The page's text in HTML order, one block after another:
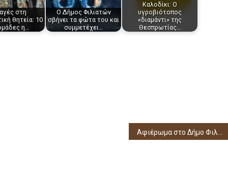
στη
θητεία: 10
η…
Ο Δήμος Φιλιατών
σβήνει τα φώτα του και
συμμετέχει…
Καλοδίκι: Ο
υγροβιότοπος
«διαμάντι» της
Θεσπρωτίας…